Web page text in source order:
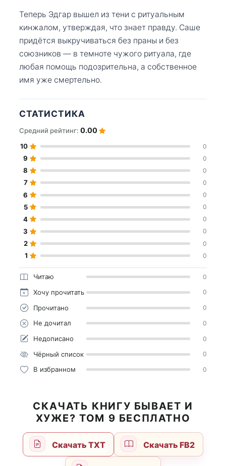
Теперь Эдгар вышел из тени с ритуальным
кинжалом, утверждая, что знает правду. Саше
придётся выкручиваться без праны и без
союзников — в темноте чужого ритуала, где
любая помощь подозрительна, а собственное
имя уже смертельно.
СТАТИСТИКА
Средний рейтинг: 0.00
10 0
9 0
8 0
7 0
6 0
5 0
4 0
3 0
2 0
1 0
Читаю 0
Хочу прочитать 0
Прочитано 0
Не дочитал 0
Недописано 0
Чёрный список 0
В избранном 0
СКАЧАТЬ КНИГУ БЫВАЕТ И
ХУЖЕ? ТОМ 9 БЕСПЛАТНО
Скачать TXT Скачать FB2